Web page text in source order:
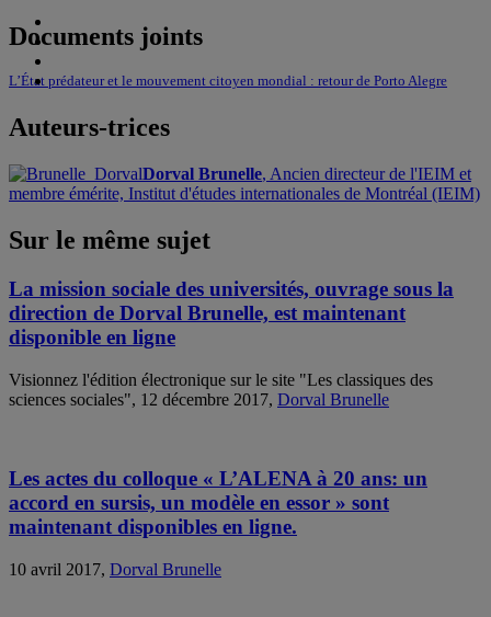
Documents joints
L’État prédateur et le mouvement citoyen mondial : retour de Porto Alegre
Auteurs-trices
Dorval Brunelle, Ancien directeur de l'IEIM et
membre émérite, Institut d'études internationales de Montréal (IEIM)
Sur le même sujet
La mission sociale des universités, ouvrage sous la
direction de Dorval Brunelle, est maintenant
disponible en ligne
Visionnez l'édition électronique sur le site "Les classiques des
sciences sociales", 12 décembre 2017, Dorval Brunelle
Les actes du colloque « L’ALENA à 20 ans: un
accord en sursis, un modèle en essor » sont
maintenant disponibles en ligne.
10 avril 2017, Dorval Brunelle